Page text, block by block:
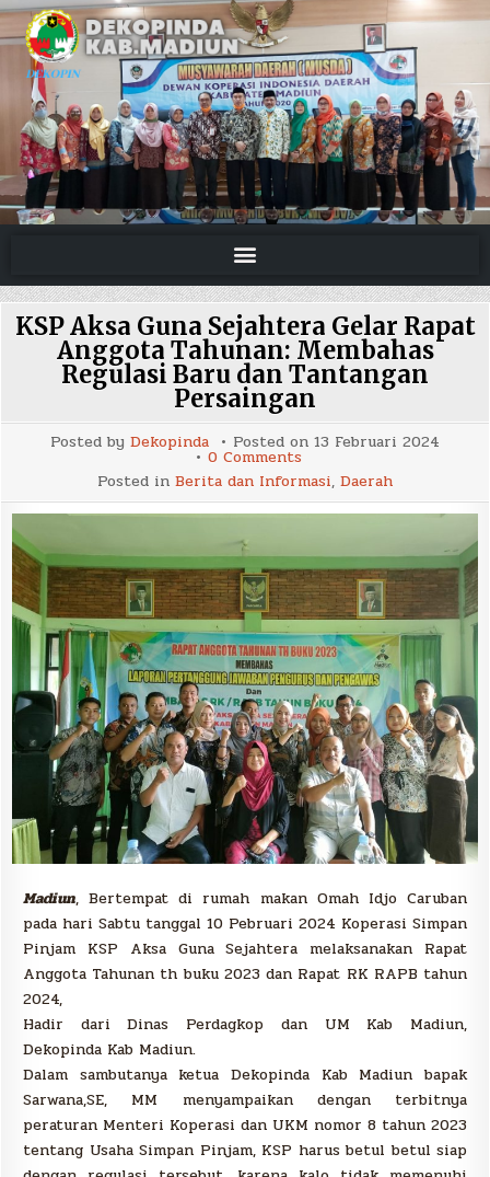
KSP Aksa Guna Sejahtera Gelar Rapat
Anggota Tahunan: Membahas
Regulasi Baru dan Tantangan
Persaingan
Posted by Dekopinda Posted on 13 Februari 2024
0 Commentson
KSP
Aksa
Guna
Sejahtera
Anggota
Tahunan:
Membahas
Regulasi
Baru
dan
Tantangan
Persaingan
Posted in Berita dan Informasi, Daerah
Madiun, Bertempat di rumah makan Omah Idjo Caruban
pada hari Sabtu tanggal 10 Pebruari 2024 Koperasi Simpan
Pinjam KSP Aksa Guna Sejahtera melaksanakan Rapat
Anggota Tahunan th buku 2023 dan Rapat RK RAPB tahun
2024,
Hadir dari Dinas Perdagkop dan UM Kab Madiun,
Dekopinda Kab Madiun.
Dalam sambutanya ketua Dekopinda Kab Madiun bapak
Sarwana,SE, MM menyampaikan dengan terbitnya
peraturan Menteri Koperasi dan UKM nomor 8 tahun 2023
tentang Usaha Simpan Pinjam, KSP harus betul betul siap